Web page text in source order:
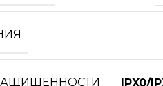
IPX0/